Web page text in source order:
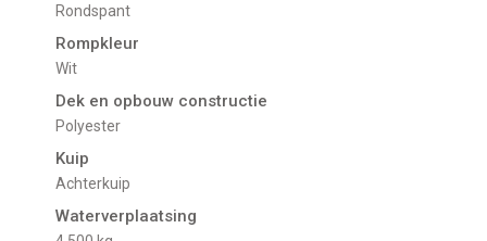
Rondspant
Rompkleur
Wit
Dek en opbouw constructie
Polyester
Kuip
Achterkuip
Waterverplaatsing